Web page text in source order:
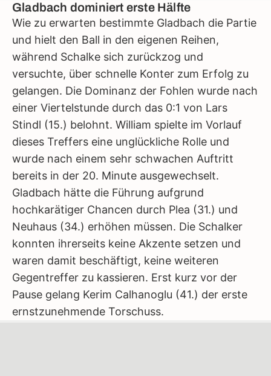
Gladbach dominiert erste Hälfte
Wie zu erwarten bestimmte Gladbach die Partie
und hielt den Ball in den eigenen Reihen,
während Schalke sich zurückzog und
versuchte, über schnelle Konter zum Erfolg zu
gelangen. Die Dominanz der Fohlen wurde nach
einer Viertelstunde durch das 0:1 von Lars
Stindl (15.) belohnt. William spielte im Vorlauf
dieses Treffers eine unglückliche Rolle und
wurde nach einem sehr schwachen Auftritt
bereits in der 20. Minute ausgewechselt.
Gladbach hätte die Führung aufgrund
hochkarätiger Chancen durch Plea (31.) und
Neuhaus (34.) erhöhen müssen. Die Schalker
konnten ihrerseits keine Akzente setzen und
waren damit beschäftigt, keine weiteren
Gegentreffer zu kassieren. Erst kurz vor der
Pause gelang Kerim Calhanoglu (41.) der erste
ernstzunehmende Torschuss.